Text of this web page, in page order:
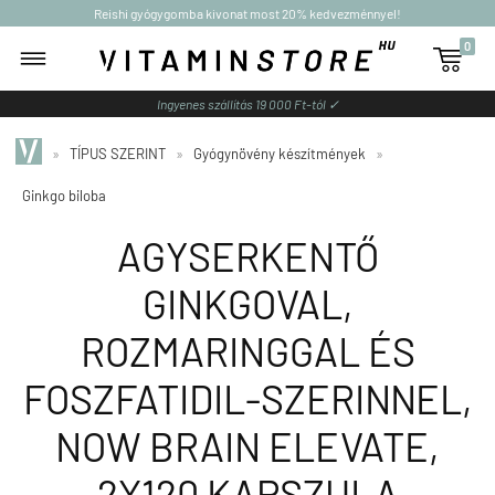
Reishi gyógygomba kivonat most 20% kedvezménnyel!

0
Ingyenes szállítás 19 000 Ft-tól ✓
» TÍPUS SZERINT » Gyógynövény készítmények »
Ginkgo biloba
AGYSERKENTŐ
GINKGOVAL,
ROZMARINGGAL ÉS
FOSZFATIDIL-SZERINNEL,
NOW BRAIN ELEVATE,